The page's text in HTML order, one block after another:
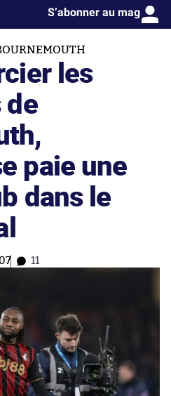
S’abonner au mag
les
paie une
dans le
11